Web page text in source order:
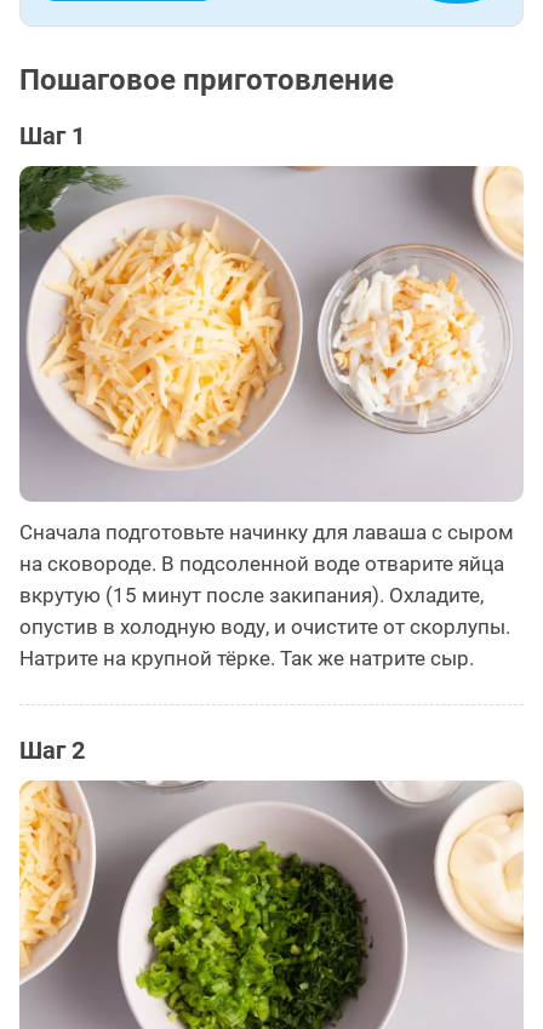
Пошаговое приготовление
Шаг 1
Сначала подготовьте начинку для лаваша с сыром
на сковороде. В подсоленной воде отварите яйца
вкрутую (15 минут после закипания). Охладите,
опустив в холодную воду, и очистите от скорлупы.
Натрите на крупной тёрке. Так же натрите сыр.
Шаг 2